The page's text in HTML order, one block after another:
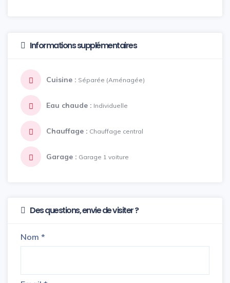
Informations supplémentaires
Cuisine : Séparée (Aménagée)
Eau chaude : Individuelle
Chauffage : Chauffage central
Garage : Garage 1 voiture
Des questions, envie de visiter ?
Nom *